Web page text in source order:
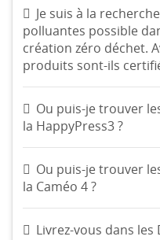
Je suis à la
polluantes possible
création zéro déchet.
produits sont-ils
Ou puis-je trouver
la HappyPress3 ?
Ou puis-je trouver
la Caméo 4 ?
Livrez-vous dans les
MES LISTES
((confirmMessage))
NOM DE LA LISTE
Vous devez être
votre liste d'envies.